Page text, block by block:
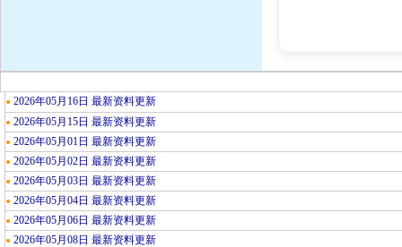
● 2026年05月16日 最新资料更新
● 2026年05月15日 最新资料更新
● 2026年05月01日 最新资料更新
● 2026年05月02日 最新资料更新
● 2026年05月03日 最新资料更新
● 2026年05月04日 最新资料更新
● 2026年05月06日 最新资料更新
● 2026年05月08日 最新资料更新